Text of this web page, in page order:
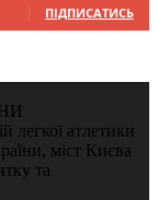
ПІДПИСАТИСЬ
легкої атлетики
міст Києва
та